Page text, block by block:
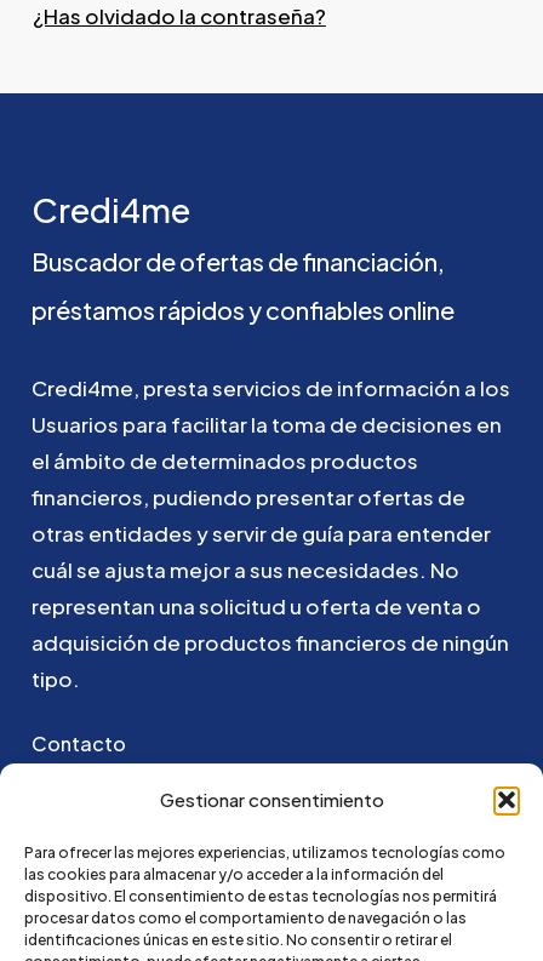
Gestionar consentimiento
Para ofrecer las mejores experiencias, utilizamos tecnologías como
las cookies para almacenar y/o acceder a la información del
dispositivo. El consentimiento de estas tecnologías nos permitirá
procesar datos como el comportamiento de navegación o las
identificaciones únicas en este sitio. No consentir o retirar el
¿Has olvidado la contraseña?
Credi4me
Buscadordeofertas definanciación,
préstamos rápidosyconfiables online
Credi4me, prestaservicios de información a los
Usuarios para facilitarla toma de decisiones en
el ámbito de determinados productos
financieros, pudiendo presentarofertas de
otras entidadesyservirde guía para entender
cuálse ajusta mejorasus necesidades. No
representan unasolicitud u oferta deventa o
adquisición de productosfinancieros de ningún
tipo.
Contacto
Puedes ponerte en contacto con nosotros
go@credi4me.com